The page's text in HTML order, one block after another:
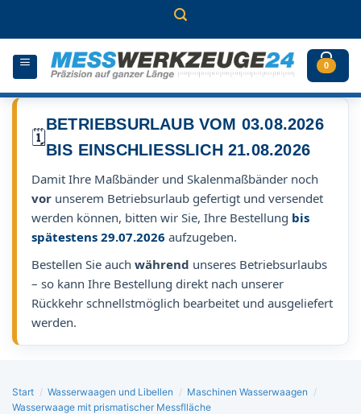
0
🗓️
BETRIEBSURLAUB VOM 03.08.2026
BIS EINSCHLIESSLICH 21.08.2026
Damit Ihre Maßbänder und Skalenmaßbänder noch
vor unserem Betriebsurlaub gefertigt und versendet
werden können, bitten wir Sie, Ihre Bestellung bis
spätestens 29.07.2026 aufzugeben.
Bestellen Sie auch während unseres Betriebsurlaubs
– so kann Ihre Bestellung direkt nach unserer
Rückkehr schnellstmöglich bearbeitet und ausgeliefert
werden.
Start / Wasserwaagen und Libellen / Maschinen Wasserwaagen /
Wasserwaage mit prismatischer Messflläche